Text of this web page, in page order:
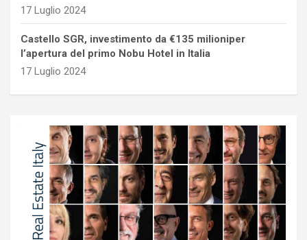
17 Luglio 2024
Castello SGR, investimento da €135 milioniper
l’apertura del primo Nobu Hotel in Italia
17 Luglio 2024